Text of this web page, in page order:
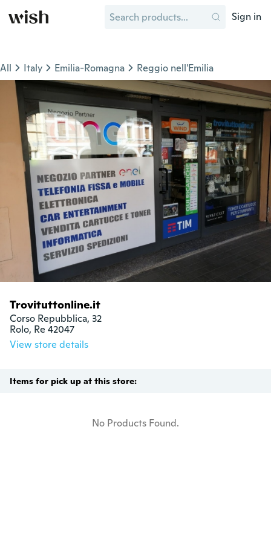
Sign in
All Italy Emilia-Romagna Reggio nell'Emilia
Trovituttonline.it
Corso Repubblica, 32
Rolo, Re 42047
View store details
Items for pick up at this store:
No Products Found.